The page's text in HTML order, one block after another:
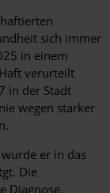
sich immer
in einem
verurteilt
in der Stadt
wegen starker
er in das
Die
Diagnose.